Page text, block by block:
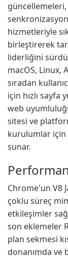
hizmetleriyle
birleştirerek
liderliğini
macOS, Linux,
sıradan
için hızlı
web
sitesi ve
kurulumlar
sunar.
Chrome'un V8
çoklu süreç
etkileşimler
son eklemeler
plan sekmesi
donanımda ve